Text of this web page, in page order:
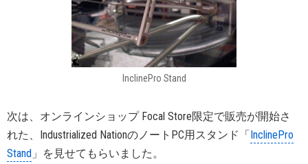
InclinePro Stand
次は、オンラインショップ Focal Store限定で販売が開始さ
れた、Industrialized NationのノートPC用スタンド「InclinePro
Stand 」を見せてもらいました。